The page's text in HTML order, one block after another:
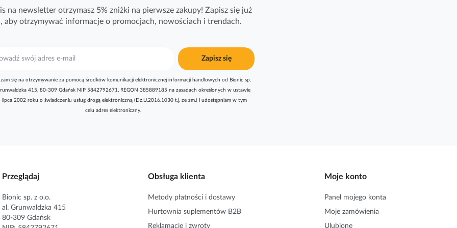
na newsletter otrzymasz 5% zniżki na pierwsze zakupy! Zapisz się już
aby otrzymywać informacje o promocjach, nowościach i trendach.
Zapisz się
się na otrzymywanie za pomocą środków komunikacji elektronicznej informacji handlowych od Bionic sp.
415, 80-309 Gdańsk NIP 5842792671, REGON 385889185 na zasadach określonych w ustawie
lipca 2002 roku o świadczeniu usług drogą elektroniczną (Dz.U.2016.1030 t.j. ze zm.) i udostępniam w tym
celu adres elektroniczny.
Przeglądaj
Bionic sp. z o.o.
al. Grunwaldzka 415
80-309 Gdańsk
Obsługa klienta
Metody płatności i dostawy
Hurtownia suplementów B2B
Reklamacje i zwroty
Moje konto
Panel mojego konta
Moje zamówienia
Ulubione